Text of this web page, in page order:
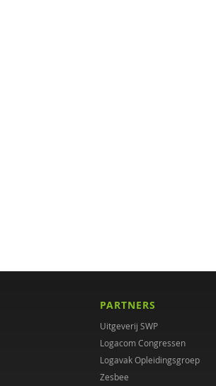
PARTNERS
Uitgeverij SWP
Logacom Congressen
Logavak Opleidingsgroep
Zesbee